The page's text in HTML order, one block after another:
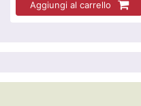
Aggiungi al carrello